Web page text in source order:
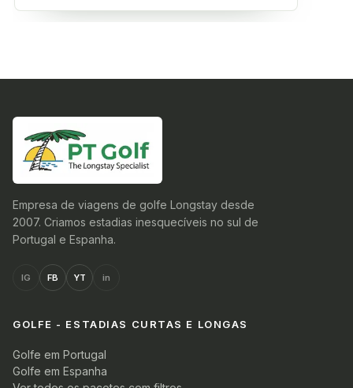
Empresa de viagens de golfe Longstay desde
2007. Criamos estadias inesquecíveis no sul de
Portugal e Espanha.
IG FB YT in
GOLFE - ESTADIAS CURTAS E LONGAS
Golfe em Portugal
Golfe em Espanha